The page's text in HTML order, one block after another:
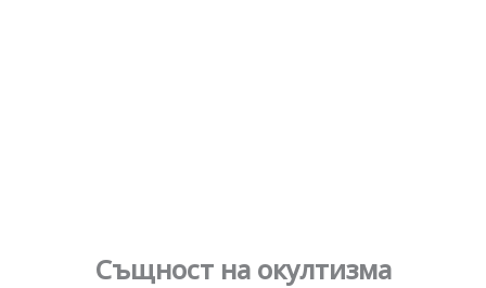
Същност на окултизма